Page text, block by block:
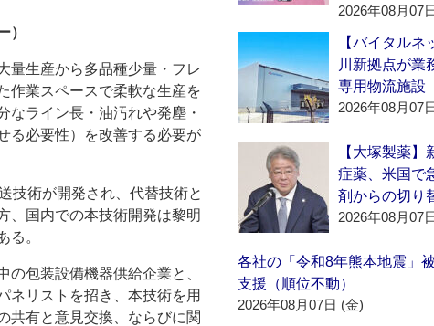
）
量生産から多品種少量・フレ
作業スペースで柔軟な生産を
なライン長・油汚れや発塵・
る必要性）を改善する必要が
技術が開発され、代替技術と
、国内での本技術開発は黎明
る。
包装設備機器供給企業と、
ネリストを招き、本技術を用
共有と意見交換、ならびに関
2026年08月07
【バイタルネ
川新拠点が業
専用物流施設
2026年08月07
【大塚製薬】
症薬、米国で
剤からの切り
2026年08月07
各社の「令和8年熊本地震」
支援（順位不動）
2026年08月07日 (金)